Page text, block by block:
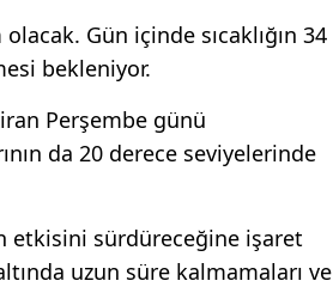
Gün içinde sıcaklığın 34
bekleniyor.
Perşembe günü
da 20 derece seviyelerinde
etkisini sürdüreceğine işaret
uzun süre kalmamaları ve